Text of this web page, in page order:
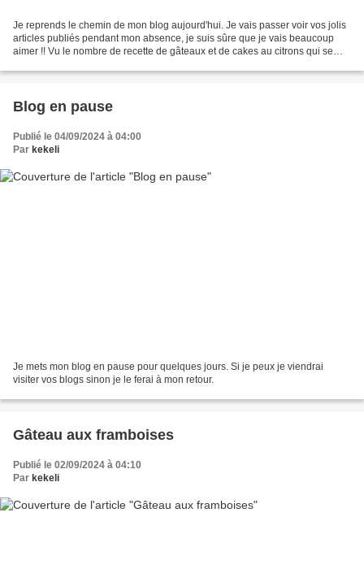
Je reprends le chemin de mon blog aujourd'hui. Je vais passer voir vos jolis
articles publiés pendant mon absence, je suis sûre que je vais beaucoup
aimer !! Vu le nombre de recette de gâteaux et de cakes au citrons qui se
Blog en pause
Publié le 04/09/2024 à 04:00
Par kekeli
Je mets mon blog en pause pour quelques jours. Si je peux je viendrai
visiter vos blogs sinon je le ferai à mon retour.
Gâteau aux framboises
Publié le 02/09/2024 à 04:10
Par kekeli